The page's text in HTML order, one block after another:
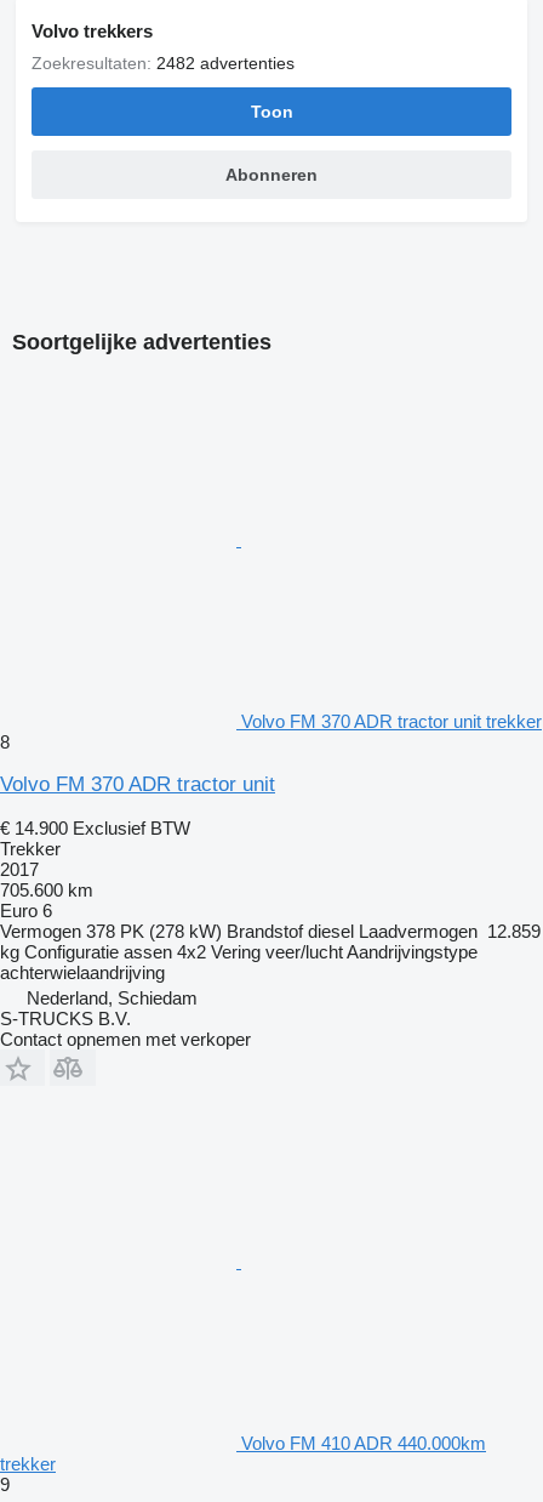
Prices are without VAT.
No rights could be derived from given information.
Check our website for more than 1100 Trucks, Trailers and
Volvo trekkers
Zoekresultaten: 2482 advertenties
Toon
Abonneren
Soortgelijke advertenties
Volvo FM 370 ADR tractor unit trekker
8
Volvo FM 370 ADR tractor unit
€ 14.900 Exclusief BTW
Trekker
2017
705.600 km
Euro 6
Vermogen 378 PK (278 kW) Brandstof diesel Laadvermogen 12.859
kg Configuratie assen 4x2 Vering veer/luchtAandrijvingstype
achterwielaandrijving
Nederland, Schiedam
S-TRUCKS B.V.
Contact opnemen met verkoper
Volvo FM 410 ADR 440.000km
trekker
9